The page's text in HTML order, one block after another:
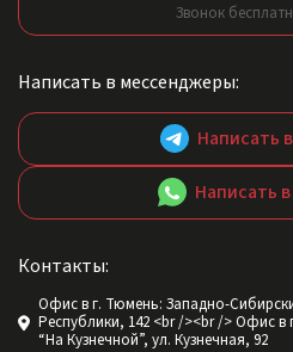
Звонок
Написать в мессенджеры:
Написать
Написать
Контакты:
Офис в г. Тюмень: Западно-
Республики, 142 <br /><br /> Офис в
“На Кузнечной”, ул. Кузнечная, 92